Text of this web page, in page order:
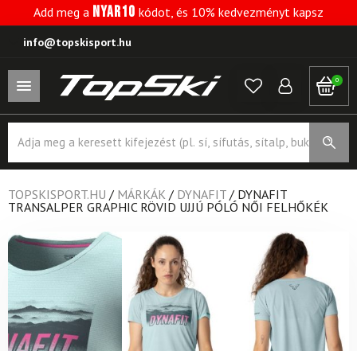
Add meg a NYAR10 kódot, és 10% kedvezményt kapsz
info@topskisport.hu
0
search
TOPSKISPORT.HU / MÁRKÁK / DYNAFIT / DYNAFIT
TRANSALPER GRAPHIC RÖVID UJJÚ PÓLÓ NŐI FELHŐKÉK